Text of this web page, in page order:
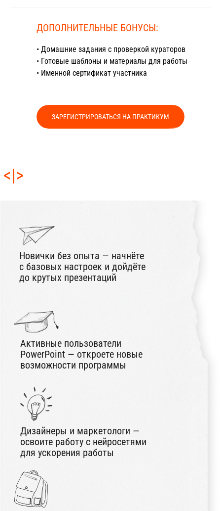
ЗАРЕГИСТРИРОВАТЬСЯ НА ПРАКТИКУМ
• Домашние задания с проверкой кураторов
• Готовые шаблоны и материалы для работы
• Именной сертификат участника
ДОПОЛНИТЕЛЬНЫЕ БОНУСЫ:
возможности программы
Дизайнеры и маркетологи —
эксперт школы презентаций и дизайна PROSLIDES
Более 15 лет опыта в дизайне, 10 лет
4000+ выпускников школы дизайна
и презентаций
Входил в ТОП-100 креативщиков
России, 37 фестивальных наград
АНТОН ДУБИНЧИН